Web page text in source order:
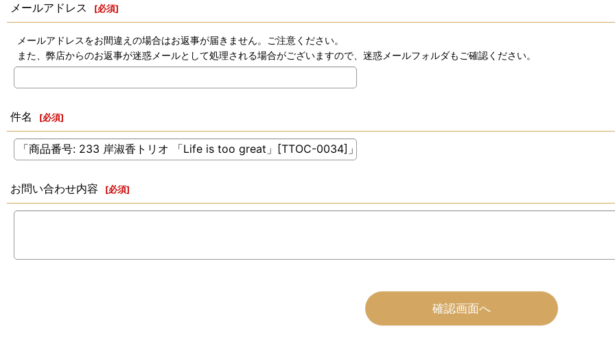
メールアドレス [必須]
メールアドレスをお間違えの場合はお返事が届きません。ご注意ください。
また、弊店からのお返事が迷惑メールとして処理される場合がございますので、迷惑メールフォルダもご確認ください。
件名 [必須]
お問い合わせ内容 [必須]
確認画面へ